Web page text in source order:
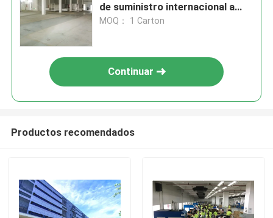
de suministro internacional a
medida
MOQ： 1 Carton
Continuar
Productos recomendados